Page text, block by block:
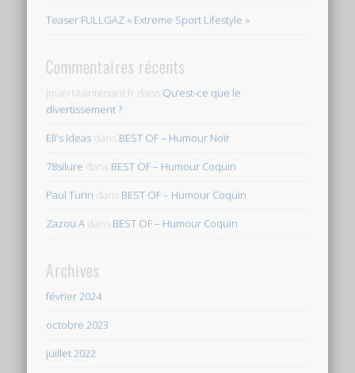
Teaser FULLGAZ « Extreme Sport Lifestyle »
Commentaires récents
JouerMaintenant.fr dans Qu’est-ce que le
divertissement ?
Eli's Ideas dans BEST OF – Humour Noir
78silure dans BEST OF – Humour Coquin
Paul Turin dans BEST OF – Humour Coquin
Zazou A dans BEST OF – Humour Coquin
Archives
février 2024
octobre 2023
juillet 2022